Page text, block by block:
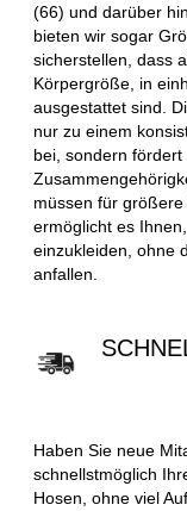
(66) und darüber
bieten wir sogar
sicherstellen, dass
Körpergröße, in
ausgestattet sind.
nur zu einem
bei, sondern
müssen für
ermöglicht es
einzukleiden, ohne
anfallen.
Haben Sie neue
schnellstmöglich
Hosen, ohne viel